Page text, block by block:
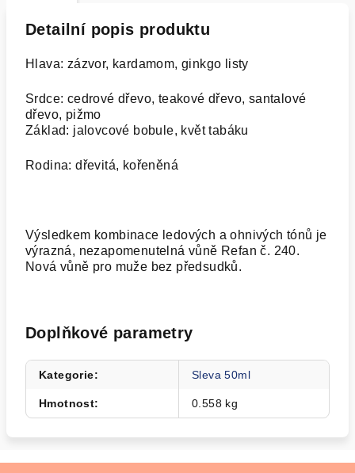
Detailní popis produktu
Hlava: zázvor, kardamom, ginkgo listy
Srdce: cedrové dřevo, teakové dřevo, santalové
dřevo, pižmo
Základ: jalovcové bobule, květ tabáku
Rodina: dřevitá, kořeněná
Výsledkem kombinace ledových a ohnivých tónů je
výrazná, nezapomenutelná vůně Refan č. 240.
Nová vůně pro muže bez předsudků.
Doplňkové parametry
Kategorie: Sleva 50ml
Hmotnost: 0.558 kg